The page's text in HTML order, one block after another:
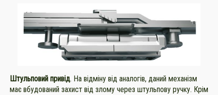
Штульповий привід. На відміну від аналогів, даний механізм
має вбудований захист від злому через штульпову ручку. Крім